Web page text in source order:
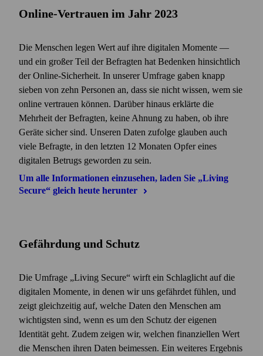
Online-Vertrauen im Jahr 2023
Die Menschen legen Wert auf ihre digitalen Momente —
und ein großer Teil der Befragten hat Bedenken hinsichtlich
der Online-Sicherheit. In unserer Umfrage gaben knapp
sieben von zehn Personen an, dass sie nicht wissen, wem sie
online vertrauen können. Darüber hinaus erklärte die
Mehrheit der Befragten, keine Ahnung zu haben, ob ihre
Geräte sicher sind. Unseren Daten zufolge glauben auch
viele Befragte, in den letzten 12 Monaten Opfer eines
digitalen Betrugs geworden zu sein.
Um alle Informationen einzusehen, laden Sie „Living
Secure“ gleich heute herunter
Gefährdung und Schutz
Die Umfrage „Living Secure“ wirft ein Schlaglicht auf die
digitalen Momente, in denen wir uns gefährdet fühlen, und
zeigt gleichzeitig auf, welche Daten den Menschen am
wichtigsten sind, wenn es um den Schutz der eigenen
Identität geht. Zudem zeigen wir, welchen finanziellen Wert
die Menschen ihren Daten beimessen. Ein weiteres Ergebnis